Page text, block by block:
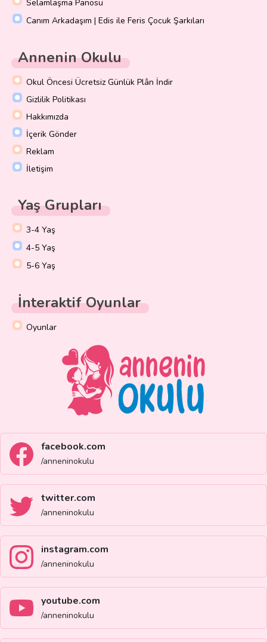
Selamlaşma Panosu
Canım Arkadaşım | Edis ile Feris Çocuk Şarkıları
Annenin Okulu
Okul Öncesi Ücretsiz Günlük Plân İndir
Gizlilik Politikası
Hakkımızda
İçerik Gönder
Reklam
İletişim
Yaş Grupları
3-4 Yaş
4-5 Yaş
5-6 Yaş
İnteraktif Oyunlar
Oyunlar
facebook.com
/anneninokulu
twitter.com
/anneninokulu
instagram.com
/anneninokulu
youtube.com
/anneninokulu